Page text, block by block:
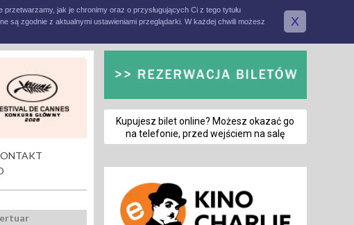
przetwarzamy, jak je chronimy oraz o przysługujących Ci z tego tytułu
są zgodnie z aktualnymi ustawieniami przeglądarki. W każdej chwili możesz
X
Kupujesz bilet online? Możesz okazać go
na telefonie, przed wejściem na salę